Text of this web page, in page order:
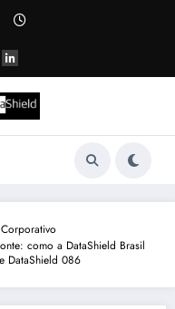
como a DataShield Brasil
DataShield 086